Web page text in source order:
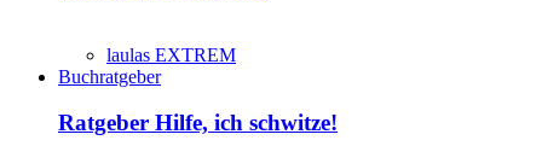
laulas EXTREM
Buchratgeber
Ratgeber Hilfe, ich schwitze!